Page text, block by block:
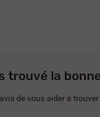
trouvé la
de vous aider à